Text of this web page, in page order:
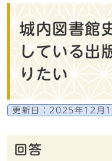
城内図書館
している出
りたい
更新日： 2025年12月
回答